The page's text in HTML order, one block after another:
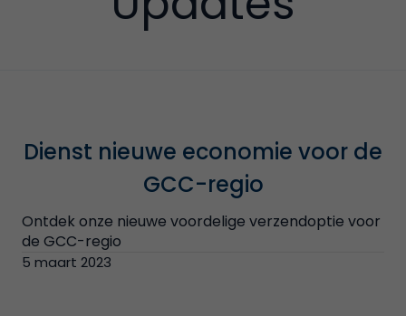
Dienst nieuwe economie voor de
GCC-regio
Ontdek onze nieuwe voordelige verzendoptie voor
de GCC-regio
5 maart 2023